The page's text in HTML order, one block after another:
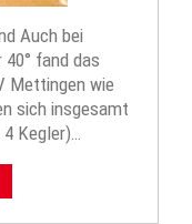
Auch bei
fand das
Mettingen wie
sich insgesamt
Kegler)…